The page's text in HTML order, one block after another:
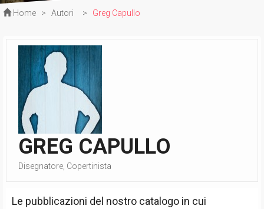
Home > Autori > Greg Capullo
GREG CAPULLO
Disegnatore, Copertinista
Le pubblicazioni del nostro catalogo in cui